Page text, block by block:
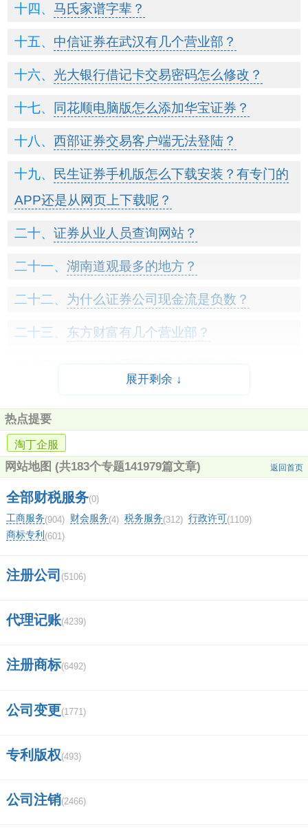
马氏家谱字辈？
中信证券在武汉有几个营业部？
光大银行借记卡交易密码怎么修改？
同花顺电脑版怎么添加华宝证券？
西部证券交易客户端无法登陆？
民生证券手机版怎么下载安装？有专门的
APP还是从网页上下载呢？
证券从业人员查询网站？
湖南道观最多的地方？
为什么证券公司现金流是负数？
东方财富有几个营业部？
华泰证券手可以网上开两融吗？
武汉长江证券待遇如何？
中信证券手机版成交量均线怎么设置？
太平洋证券app安装不了？
信息隔离墙具有哪些功能？
加入过？
展开剩余 ↓
热点提要
淘丁企服
网站地图 (共183个专题141979篇文章) 返回首页
全部财税服务(0)
工商服务(904) 财会服务(4) 税务服务(312) 行政许可(1109)
商标专利 (601)
注册公司 (5106)
代理记账(4239)
注册商标(6492)
公司变更(1771)
专利版权(493)
公司注销(2466)